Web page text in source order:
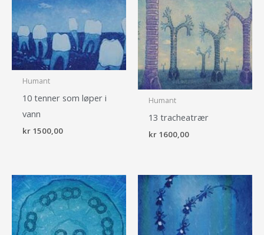
Humant
10 tenner som løper i
vann
kr1500,00
Humant
13 tracheatrær
kr1600,00